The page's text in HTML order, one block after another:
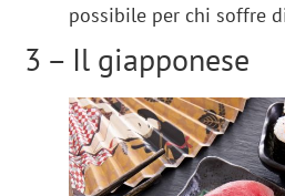
possibile per chi soffre
3 – Il giapponese